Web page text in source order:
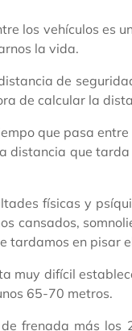
los vehículos es
la vida.
de
de calcular la
que pasa
distancia que
físicas y
cansados,
tardamos en pisar
muy difícil
65-70 metros.
frenada más los